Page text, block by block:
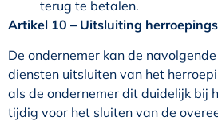
terug te betalen.
Artikel 10 – Uitsluiting
De ondernemer kan de
diensten uitsluiten van het
als de ondernemer dit duidelijk bij
tijdig voor het sluiten van de